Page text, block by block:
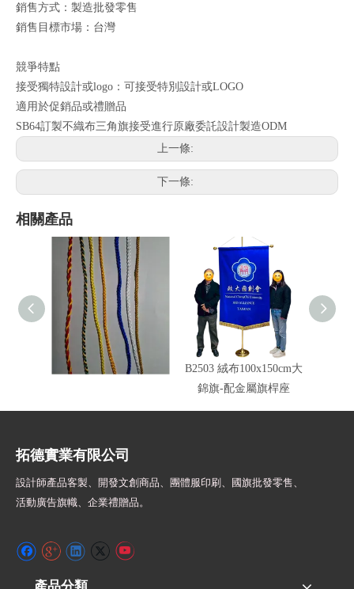
銷售方式：製造批發零售
銷售目標市場：台灣
競爭特點
接受獨特設計或logo：可接受特別設計或LOGO
適用於促銷品或禮贈品
SB64訂製不織布三角旗接受進行原廠委託設計製造ODM
上一條:
下一條:
相關產品
車繩錦旗邊繩顏色
B2503 絨布100x150cm大
錦旗-配金屬旗桿座
拓德實業有限公司
設計師產品客製、開發文創商品、團體服印刷、
國旗批發零售、
活動廣告旗幟、 企業禮贈品。